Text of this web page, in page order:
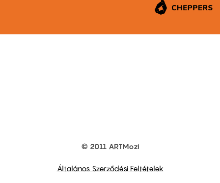
© 2011 ARTMozi
Általános Szerződési Feltételek